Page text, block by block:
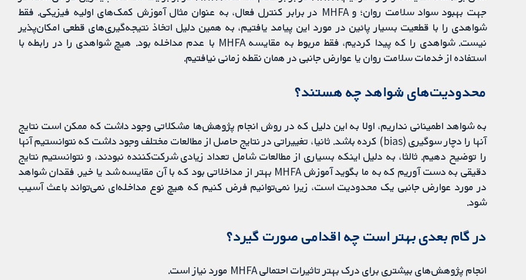
جهت بهبود سواد سلامت روان؛ و MHFA در برابر کنترل فعال، به عنوان مثال آموزش کمک‌های اولیه فیزیکی. فقط
شواهدی را با قطعیت بسیار پائین در مورد این پیامد یافتیم، به همین دلیل اتخاذ نتیجه‌گیری‌های قطعی امکان‌پذیر
نیست. شواهدی را که پیدا کردیم، فقط مربوط به مقایسه MHFA با عدم مداخله بود. هیچ شواهدی را در رابطه با
استفاده از خدمات سلامت روان یا عوارض جانبی در همان نقطه زمانی نیافتیم.
محدودیت‌های شواهد چه هستند؟
به شواهد اطمینانی نداریم، اولا به این دلیل که در روش انجام پژوهش‌ها مشکلاتی وجود داشت که ممکن است نتایج
آنها را دچار سوگیری (bias) کرده باشد. ثانیا، تغییراتی در نتایج حاصل از مطالعات مختلف وجود داشت که نتوانستیم آنها
را توضیح دهیم. ثالثا، به دلیل اینکه بسیاری از مطالعات شامل تعداد زیادی شرکت‌کننده نبودند، و نتوانستیم نتایج
دقیقی به دست آوریم که به ما بگوید آموزش MHFA بهتر از مداخلاتی بود که با آن مقایسه شد یا خیر. فقدان شواهد
در مورد عوارض جانبی یک محدودیت است، زیرا نمی‌توانیم فرض کنیم که هیچ نوع مداخله‌ای نمی‌تواند باعث آسیب
شود.
در گام بعدی بهتر است چه اقدامی صورت گیرد؟
انجام پژوهش‌های بیشتری برای درک بهتر تاثیرات احتمالی MHFA مورد نیاز است.